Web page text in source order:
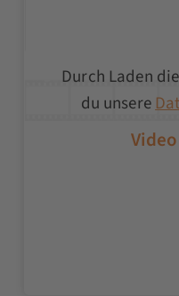
Durch Laden
du unsere